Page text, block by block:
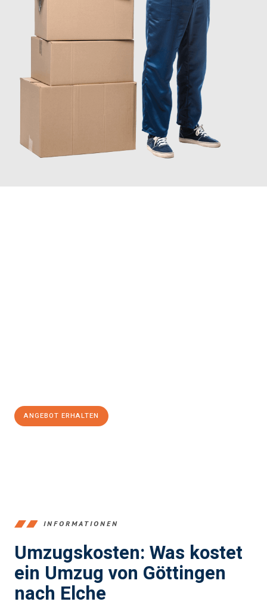
ANGEBOT ERHALTEN
INFORMATIONEN
Umzugskosten: Was kostet
ein Umzug von Göttingen
nach Elche